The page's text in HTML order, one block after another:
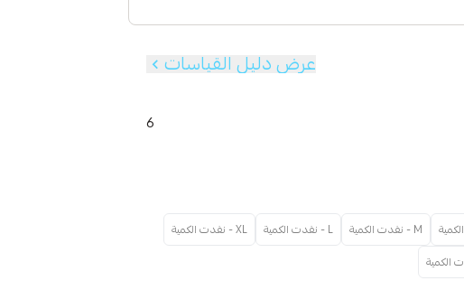
عرض دليل القياسات
6
M - نفدت الكمية L - نفدت الكمية
XL - نفدت الكمية